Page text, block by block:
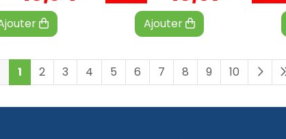
Ajouter
1 2 3 4 5 6 7 8 9 10